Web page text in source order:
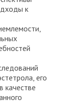
к
его
качестве